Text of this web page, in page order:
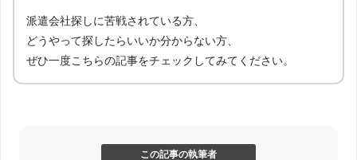
派遣会社探しに苦戦されている方、
どうやって探したらいいか分からない方、
ぜひ一度こちらの記事をチェックしてみてください。
この記事の執筆者